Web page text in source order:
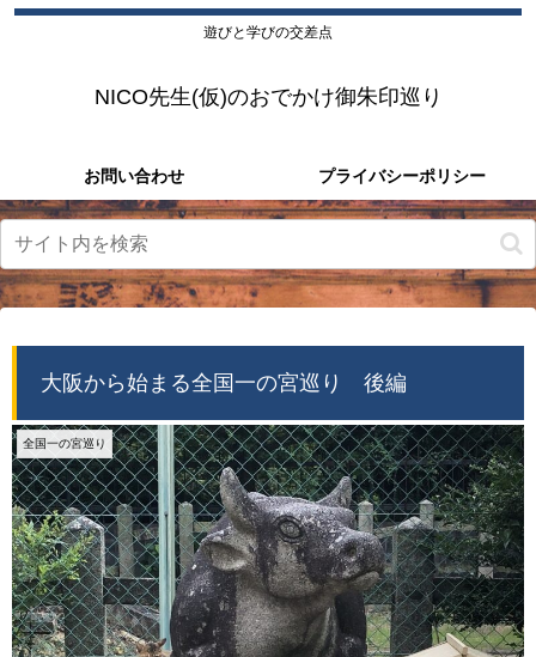
遊びと学びの交差点
NICO先生(仮)のおでかけ御朱印巡り
お問い合わせ プライバシーポリシー
大阪から始まる全国一の宮巡り 後編
全国一の宮巡り